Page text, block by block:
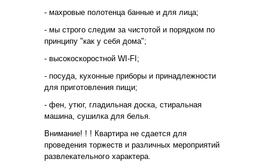
- махровые полотенца банные и для лица;
- мы строго следим за чистотой и порядком по
принципу "как у себя дома";
- высокоскоростной WI-FI;
- посуда, кухонные приборы и принадлежности
для приготовления пищи;
- фен, утюг, гладильная доска, стиральная
машина, сушилка для белья.
Внимание! ! ! Квартира не сдается для
проведения торжеств и различных мероприятий
развлекательного характера.